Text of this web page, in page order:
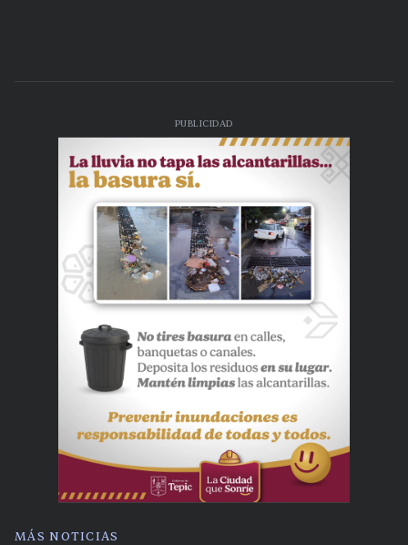
PUBLICIDAD
MÁS NOTICIAS